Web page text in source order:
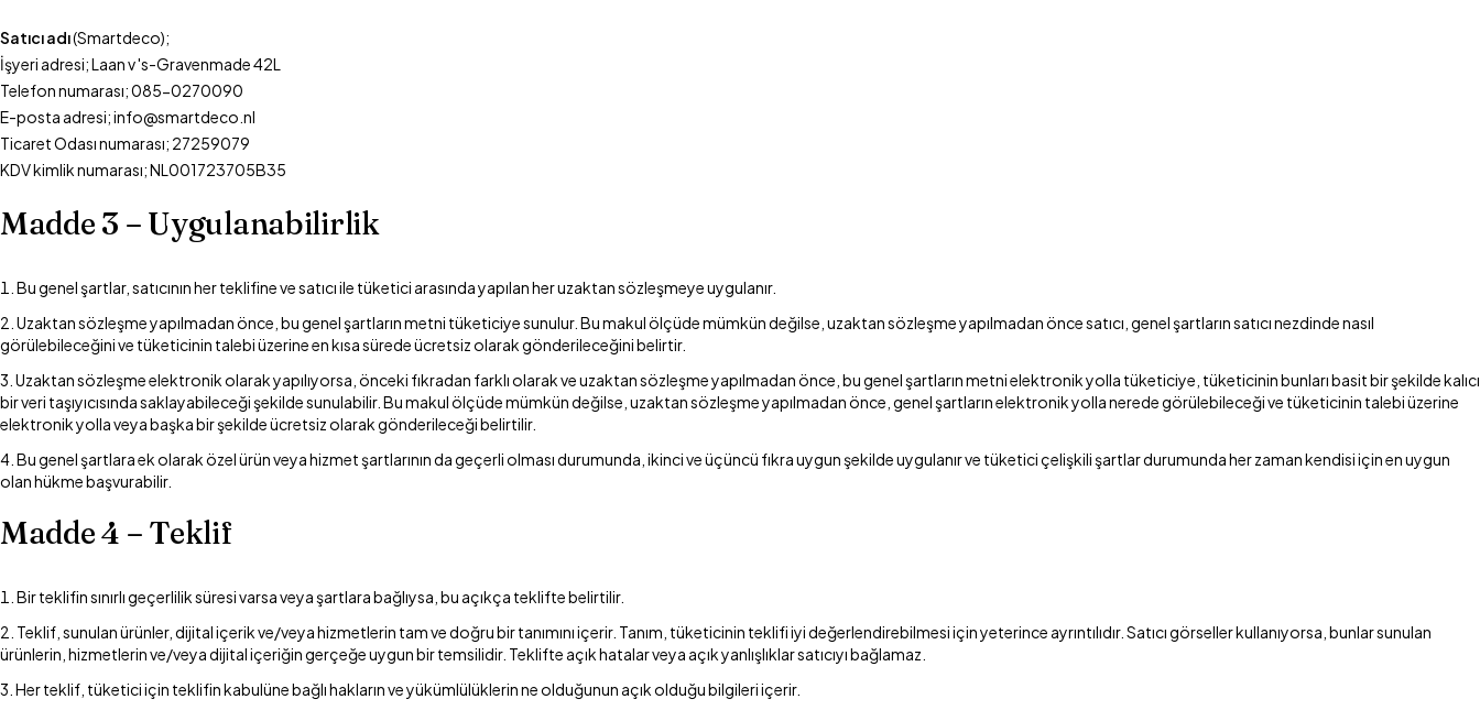
Satıcı adı(Smartdeco);
İşyeri adresi; Laan v 's-Gravenmade 42L
Telefon numarası; 085-0270090
E-posta adresi; info@smartdeco.nl
Ticaret Odası numarası; 27259079
KDV kimlik numarası; NL001723705B35
Madde 3 – Uygulanabilirlik
Bu genel şartlar, satıcının her teklifine ve satıcı ile tüketici arasında yapılan her uzaktan sözleşmeye uygulanır.
Uzaktan sözleşme yapılmadan önce, bu genel şartların metni tüketiciye sunulur. Bu makul ölçüde mümkün değilse, uzaktan sözleşme yapılmadan önce satıcı, genel şartların satıcı nezdinde nasıl
görülebileceğini ve tüketicinin talebi üzerine en kısa sürede ücretsiz olarak gönderileceğini belirtir.
Uzaktan sözleşme elektronik olarak yapılıyorsa, önceki fıkradan farklı olarak ve uzaktan sözleşme yapılmadan önce, bu genel şartların metni elektronik yolla tüketiciye, tüketicinin bunları basit bir şekilde kalıcı
bir veri taşıyıcısında saklayabileceği şekilde sunulabilir. Bu makul ölçüde mümkün değilse, uzaktan sözleşme yapılmadan önce, genel şartların elektronik yolla nerede görülebileceği ve tüketicinin talebi üzerine
elektronik yolla veya başka bir şekilde ücretsiz olarak gönderileceği belirtilir.
Bu genel şartlara ek olarak özel ürün veya hizmet şartlarının da geçerli olması durumunda, ikinci ve üçüncü fıkra uygun şekilde uygulanır ve tüketici çelişkili şartlar durumunda her zaman kendisi için en uygun
olan hükme başvurabilir.
Madde 4 – Teklif
Bir teklifin sınırlı geçerlilik süresi varsa veya şartlara bağlıysa, bu açıkça teklifte belirtilir.
Teklif, sunulan ürünler, dijital içerik ve/veya hizmetlerin tam ve doğru bir tanımını içerir. Tanım, tüketicinin teklifi iyi değerlendirebilmesi için yeterince ayrıntılıdır. Satıcı görseller kullanıyorsa, bunlar sunulan
ürünlerin, hizmetlerin ve/veya dijital içeriğin gerçeğe uygun bir temsilidir. Teklifte açık hatalar veya açık yanlışlıklar satıcıyı bağlamaz.
Her teklif, tüketici için teklifin kabulüne bağlı hakların ve yükümlülüklerin ne olduğunun açık olduğu bilgileri içerir.